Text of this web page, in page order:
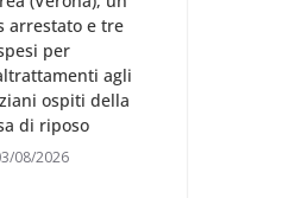
arrestato e tre
per
agli
ospiti della
di riposo
08/2026